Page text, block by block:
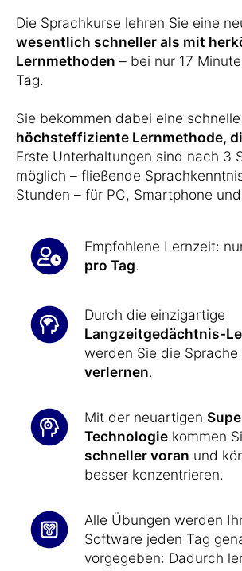
Die Sprachkurse lehren Sie eine
wesentlich schneller als mit
Lernmethoden – bei nur 17
Tag.
Sie bekommen dabei eine
höchsteffiziente Lernmethode,
Erste Unterhaltungen sind nach 3
möglich – fließende
Stunden – für PC, Smartphone
Empfohlene Lernzeit:
pro Tag.
Durch die einzigartige
Langzeitgedächtnis-
werden Sie die Sprache
verlernen.
Mit der neuartigen
Technologie kommen
schneller voran und
besser konzentrieren.
Alle Übungen werden
Software jeden Tag
vorgegeben: Dadurch